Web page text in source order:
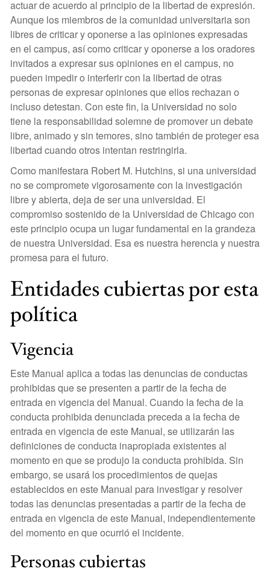
actuar de acuerdo al principio de la libertad de expresión.
Aunque los miembros de la comunidad universitaria son
libres de criticar y oponerse a las opiniones expresadas
en el campus, así como criticar y oponerse a los oradores
invitados a expresar sus opiniones en el campus, no
pueden impedir o interferir con la libertad de otras
personas de expresar opiniones que ellos rechazan o
incluso detestan. Con este fin, la Universidad no solo
tiene la responsabilidad solemne de promover un debate
libre, animado y sin temores, sino también de proteger esa
libertad cuando otros intentan restringirla.
Como manifestara Robert M. Hutchins, si una universidad
no se compromete vigorosamente con la investigación
libre y abierta, deja de ser una universidad. El
compromiso sostenido de la Universidad de Chicago con
este principio ocupa un lugar fundamental en la grandeza
de nuestra Universidad. Esa es nuestra herencia y nuestra
promesa para el futuro.
Entidades cubiertas por esta
política
Vigencia
Este Manual aplica a todas las denuncias de conductas
prohibidas que se presenten a partir de la fecha de
entrada en vigencia del Manual. Cuando la fecha de la
conducta prohibida denunciada preceda a la fecha de
entrada en vigencia de este Manual, se utilizarán las
definiciones de conducta inapropiada existentes al
momento en que se produjo la conducta prohibida. Sin
embargo, se usará los procedimientos de quejas
establecidos en este Manual para investigar y resolver
todas las denuncias presentadas a partir de la fecha de
entrada en vigencia de este Manual, independientemente
del momento en que ocurrió el incidente.
Personas cubiertas